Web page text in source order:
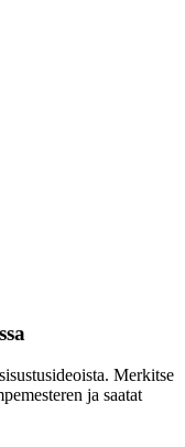
Merkitse
ja saatat